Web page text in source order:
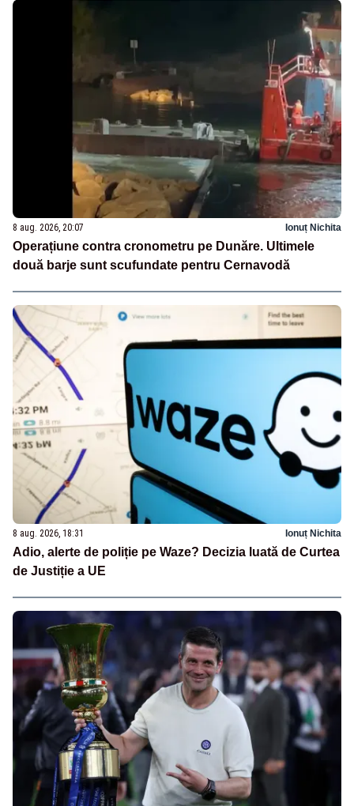
8 aug. 2026, 20:07 Ionuț Nichita
Operațiune contra cronometru pe Dunăre. Ultimele
două barje sunt scufundate pentru Cernavodă
8 aug. 2026, 18:31 Ionuț Nichita
Adio, alerte de poliție pe Waze? Decizia luată de Curtea
de Justiție a UE